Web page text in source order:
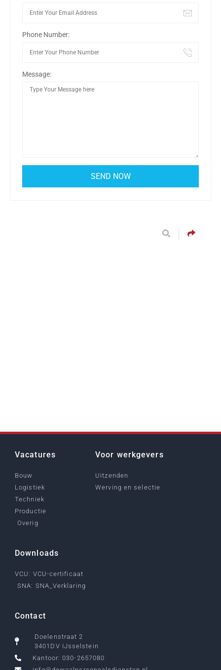
Phone Number:
Message:
Vacatures
Bouw
Logistiek
Techniek
Productie
Overig
Voor werkgevers
Uitzenden
Werving en selectie
Downloads
VCU: VCU-certificaat
SNA: SNA_Verklaring
Contact
Doelenstraat 2
3401DV IJsselstein
Kantoor: 030-2657080